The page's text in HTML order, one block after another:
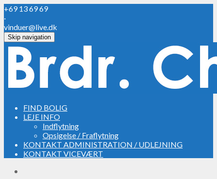
+69 13 69 69
·
vinduer@live.dk
Skip navigation
FIND BOLIG
LEJE INFO
Indflytning
Opsigelse / Fraflytning
KONTAKT ADMINISTRATION / UDLEJNING
KONTAKT VICEVÆRT